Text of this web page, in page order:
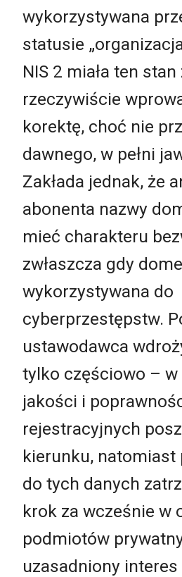
wykorzystywana
statusie
NIS 2 miała ten
rzeczywiście
korektę, choć nie
dawnego, w pełni
Zakłada jednak, że
abonenta nazwy
mieć charakteru
zwłaszcza gdy
wykorzystywana do
cyberprzestępstw.
ustawodawca
tylko częściowo – w
jakości i
rejestracyjnych
kierunku, natomiast
do tych danych
krok za wcześnie w
podmiotów
uzasadniony